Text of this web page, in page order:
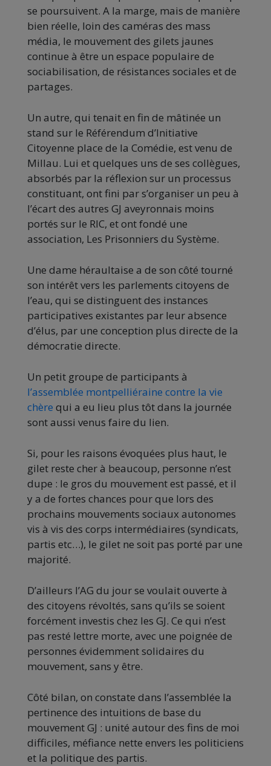
se poursuivent. A la marge, mais de manière
bien réelle, loin des caméras des mass
média, le mouvement des gilets jaunes
continue à être un espace populaire de
sociabilisation, de résistances sociales et de
partages.
Un autre, qui tenait en fin de mâtinée un
stand sur le Référendum d’Initiative
Citoyenne place de la Comédie, est venu de
Millau. Lui et quelques uns de ses collègues,
absorbés par la réflexion sur un processus
constituant, ont fini par s’organiser un peu à
l’écart des autres GJ aveyronnais moins
portés sur le RIC, et ont fondé une
association, Les Prisonniers du Système.
Une dame héraultaise a de son côté tourné
son intérêt vers les parlements citoyens de
l’eau, qui se distinguent des instances
participatives existantes par leur absence
d’élus, par une conception plus directe de la
démocratie directe.
Un petit groupe de participants à
l’assemblée montpelliéraine contre la vie
chère qui a eu lieu plus tôt dans la journée
sont aussi venus faire du lien.
Si, pour les raisons évoquées plus haut, le
gilet reste cher à beaucoup, personne n’est
dupe : le gros du mouvement est passé, et il
y a de fortes chances pour que lors des
prochains mouvements sociaux autonomes
vis à vis des corps intermédiaires (syndicats,
partis etc…), le gilet ne soit pas porté par une
majorité.
D’ailleurs l’AG du jour se voulait ouverte à
des citoyens révoltés, sans qu’ils se soient
forcément investis chez les GJ. Ce qui n’est
pas resté lettre morte, avec une poignée de
personnes évidemment solidaires du
mouvement, sans y être.
Côté bilan, on constate dans l’assemblée la
pertinence des intuitions de base du
mouvement GJ : unité autour des fins de moi
difficiles, méfiance nette envers les politiciens
et la politique des partis.